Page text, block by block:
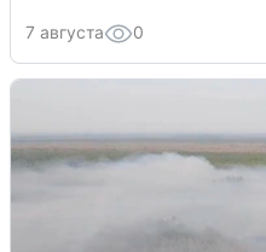
7 августа 0